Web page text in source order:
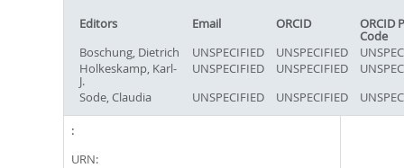
Editors Email ORCID ORCID
Code
Boschung, Dietrich
UNSPECIFIED UNSPECIFIED
Holkeskamp, Karl-
J.
UNSPECIFIED UNSPECIFIED
Sode, Claudia
UNSPECIFIED UNSPECIFIED
URN: